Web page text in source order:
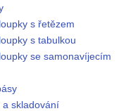
s řetězem
s tabulkou
se samonavíjecím
a skladování